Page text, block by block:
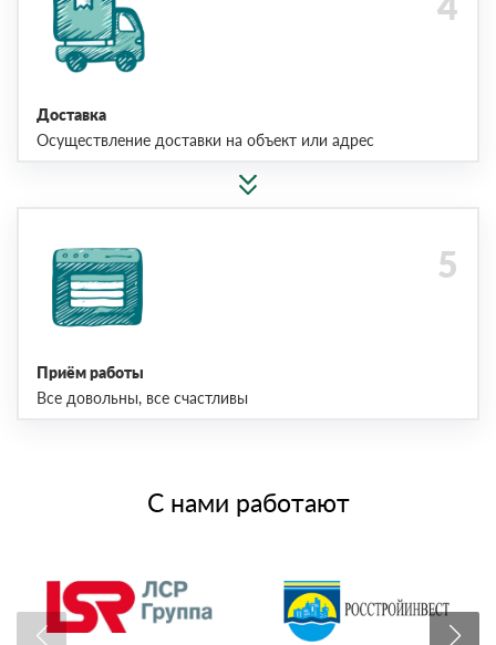
Доставка
Осуществление доставки на объект или адрес
Приём работы
Все довольны, все счастливы
С нами работают